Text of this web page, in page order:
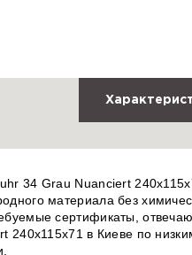
34 Grau Nuanciert
материала без
сертификаты,
240x115x71 в Киеве по